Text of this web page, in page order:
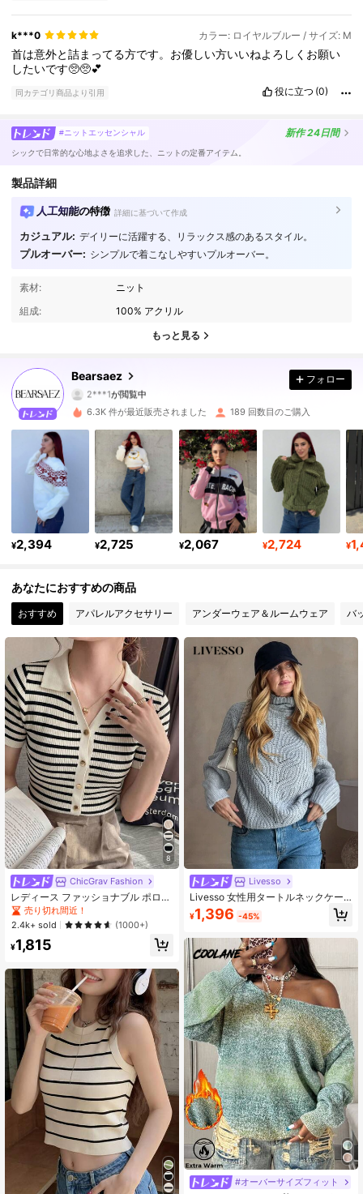
k***0 カラー: ロイヤルブルー / サイズ: M
首は意外と詰まってる方です。お優しい方いいねよろしくお願い
したいです🥺🥺💕︎
同カテゴリ商品より引用 役に立つ (0)
#ニットエッセンシャル 新作24日間
シックで日常的な心地よさを追求した、ニットの定番アイテム。
製品詳細
人工知能の特徴 詳細に基づいて作成
カジュアル: デイリーに活躍する、リラックス感のあるスタイル。
プルオーバー: シンプルで着こなしやすいプルオーバー。
素材:
ニット
組成:
100% アクリル
もっと見る
Bearsaez
2.2K フォロワー
4.87 2.2K フォロワー
4.87 2.2K フォロワー
4.87 2.2K フォロワー
4.87 2.2K フォロワー
4.87 2.2K フォロワー
4.87 2.2K フォロワー
4.87 2.2K フォロワー
2.2K フォロワー
フォロー
6.3K 件が最近販売されました 189 回数目のご購入
¥2,394 ¥2,725 ¥2,067 ¥2,724 ¥
あなたにおすすめの商品
おすすめ アパレルアクセサリー アンダーウェア＆ルームウェア バ
8
ChicGrav Fashion
レディース ファッショナブル ポロカ
ラー ラグラン 半袖 ニットTシャツ 春
夏新作 軽量 カジュアル カーディガ
ン風トップス 秋
売り切れ間近！
2.4k+ sold
(1000+)
¥1,815
Livesso
Livesso 女性用タートルネックケー
ブルニットルーズカジュアルセータ
ー
¥1,396 -45%
#オーバーサイズフィット